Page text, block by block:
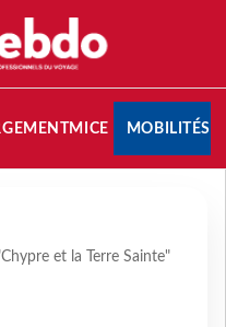
MICE MOBILITÉS
et la Terre Sainte"